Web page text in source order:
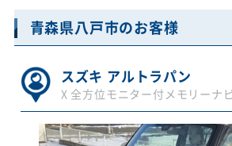
青森県八戸市のお客様
スズキ アルトラパン
X 全方位モニター付メモリーナ